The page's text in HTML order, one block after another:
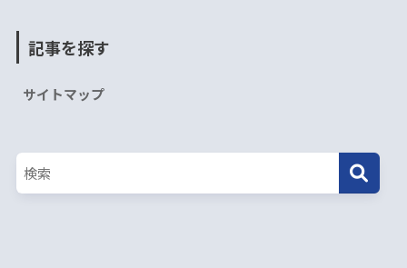
記事を探す
サイトマップ